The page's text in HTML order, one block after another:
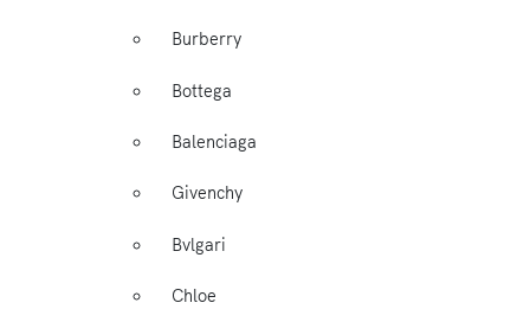
Burberry
Bottega
Balenciaga
Givenchy
Bvlgari
Chloe